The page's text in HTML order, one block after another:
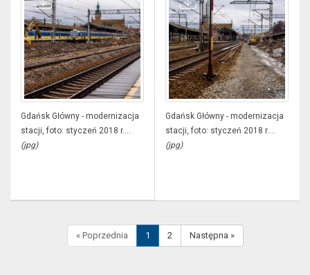
Gdańsk Główny - modernizacja
stacji, foto: styczeń 2018 r....
(jpg)
Gdańsk Główny - modernizacja
stacji, foto: styczeń 2018 r....
(jpg)
« Poprzednia 1 2 Następna »